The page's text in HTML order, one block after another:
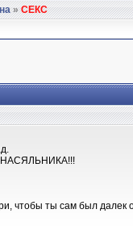
»СЕКС
чтобы ты сам был далек